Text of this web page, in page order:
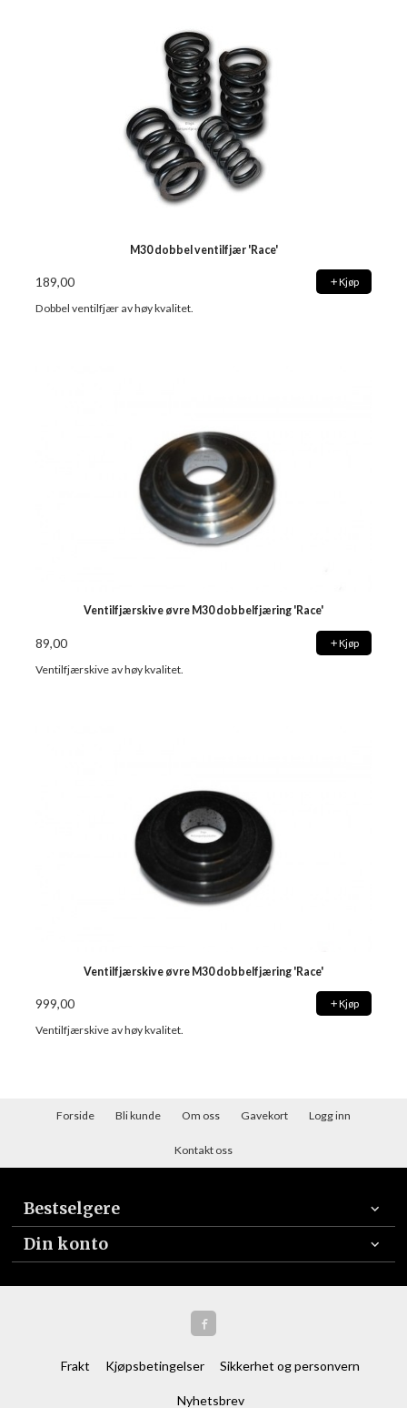
M30 dobbel ventilfjær 'Race'
189,00 Kjøp
Dobbel ventilfjær av høy kvalitet.
Ventilfjærskive øvre M30 dobbelfjæring 'Race'
89,00 Kjøp
Ventilfjærskive av høy kvalitet.
Ventilfjærskive øvre M30 dobbelfjæring 'Race'
999,00 Kjøp
Ventilfjærskive av høy kvalitet.
Forside Bli kunde Om oss Gavekort Logg inn
Kontakt oss
Bestselgere
Din konto
Frakt Kjøpsbetingelser Sikkerhet og personvern
Nyhetsbrev